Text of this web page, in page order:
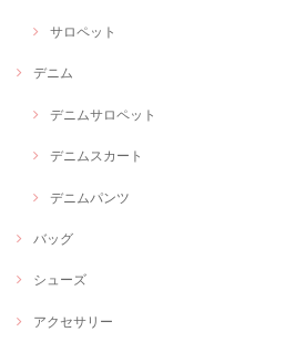
サロペット
デニム
デニムサロペット
デニムスカート
デニムパンツ
バッグ
シューズ
アクセサリー